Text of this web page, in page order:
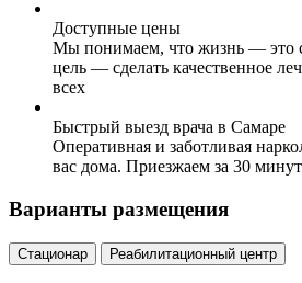
Доступные цены
Мы понимаем, что жизнь — это
цель — сделать качественное
всех
Быстрый выезд врача в Самаре
Оперативная и заботливая
вас дома. Приезжаем за 30 минут
Варианты размещения
Стационар Реабилитационный центр